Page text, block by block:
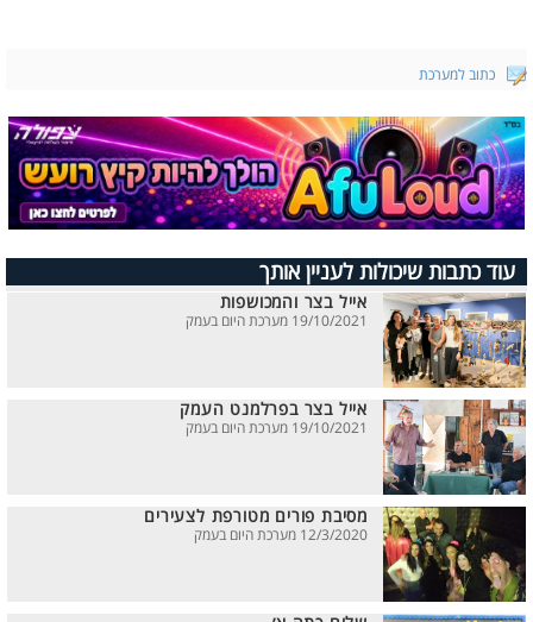
כתוב למערכת
עוד כתבות שיכולות לעניין אותך
אייל בצר והמכושפות
19/10/2021 מערכת היום בעמק
אייל בצר בפרלמנט העמק
19/10/2021 מערכת היום בעמק
מסיבת פורים מטורפת לצעירים
12/3/2020 מערכת היום בעמק